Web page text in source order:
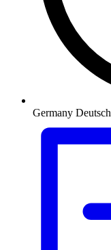
Germany Deutsch